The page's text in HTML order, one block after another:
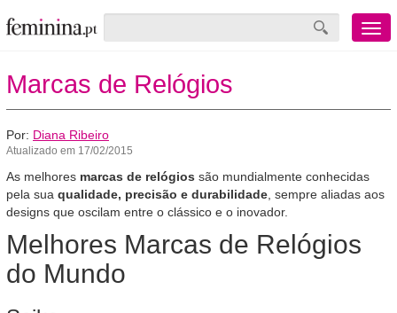
Menu
mobile
Marcas de Relógios
Por: Diana Ribeiro
Atualizado em 17/02/2015
As melhores marcas de relógios são mundialmente conhecidas
pela sua qualidade, precisão e durabilidade , sempre aliadas aos
designs que oscilam entre o clássico e o inovador.
Melhores Marcas de Relógios
do Mundo